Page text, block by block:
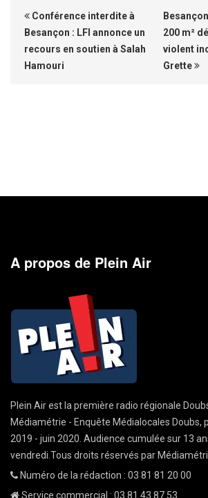
Conférence interdite à
Besançon : LFI annonce un
recours en soutien à Salah
Hamouri
200 m²
violent
Grette
A propos de Plein Air
Plein Air est la première radio régionale
Médiamétrie - Enquête Médialocales Doubs,
2019 - juin 2020. Audience cumulée sur 13
vendredi.Tous droits réservés par
Numéro de la rédaction : 03 81 81 20 00
Service commercial : 03 81 43 87 53